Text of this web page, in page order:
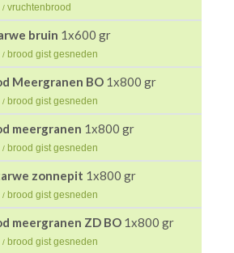
/ vruchtenbrood
bruin 1x600 gr
/ brood gist gesneden
Meergranen BO 1x800 gr
/ brood gist gesneden
meergranen 1x800 gr
/ brood gist gesneden
zonnepit 1x800 gr
/ brood gist gesneden
meergranen ZD BO 1x800 gr
/ brood gist gesneden